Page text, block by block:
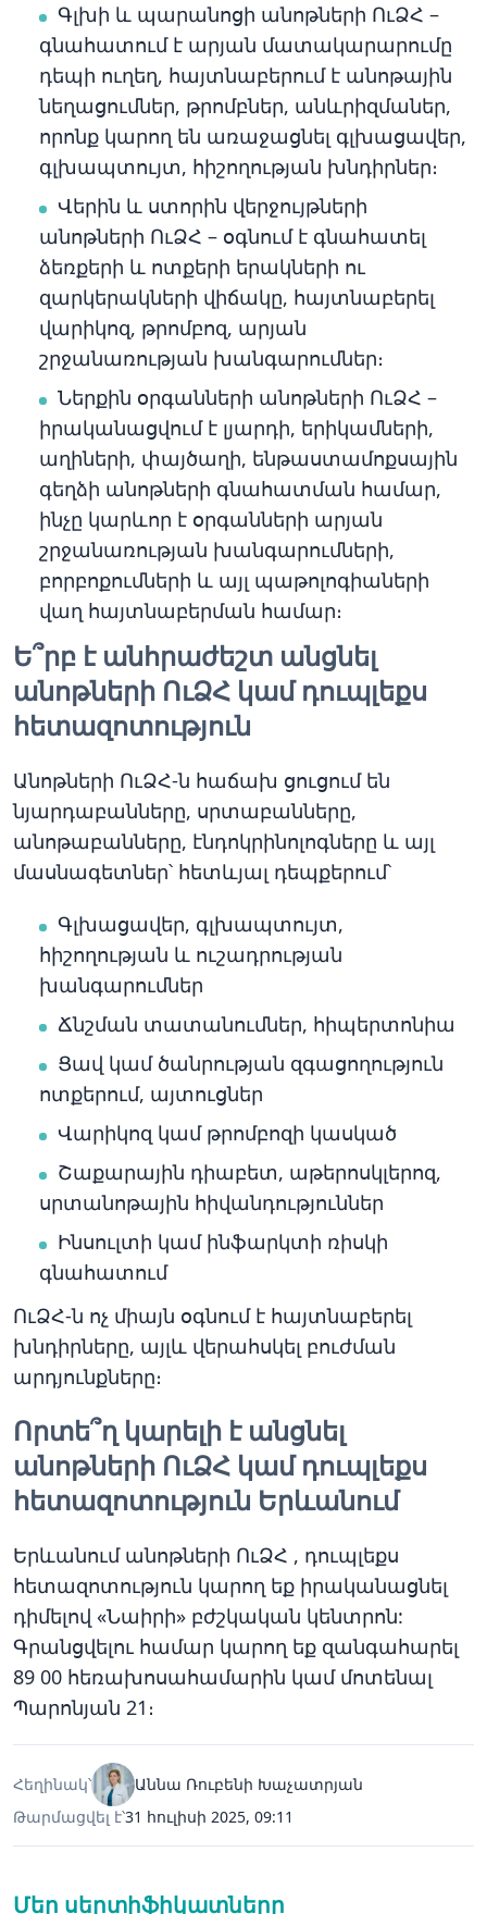
Գլխի և պարանոցի անոթների ՈւՁՀ –
գնահատում է արյան մատակարարումը
դեպի ուղեղ, հայտնաբերում է անոթային
նեղացումներ, թրոմբներ, անևրիզմաներ,
որոնք կարող են առաջացնել գլխացավեր,
գլխապտույտ, հիշողության խնդիրներ։
Վերին և ստորին վերջույթների
անոթների ՈւՁՀ – օգնում է գնահատել
ձեռքերի և ոտքերի երակների ու
զարկերակների վիճակը, հայտնաբերել
վարիկոզ, թրոմբոզ, արյան
շրջանառության խանգարումներ։
Ներքին օրգանների անոթների ՈւՁՀ –
իրականացվում է լյարդի, երիկամների,
աղիների, փայծաղի, ենթաստամոքսային
գեղձի անոթների գնահատման համար,
ինչը կարևոր է օրգանների արյան
շրջանառության խանգարումների,
բորբոքումների և այլ պաթոլոգիաների
վաղ հայտնաբերման համար։
Ե՞րբ է անհրաժեշտ անցնել
անոթների ՈւՁՀ կամ դուպլեքս
հետազոտություն
Անոթների ՈւՁՀ-ն հաճախ ցուցում են
նյարդաբանները, սրտաբանները,
անոթաբանները, էնդոկրինոլոգները և այլ
մասնագետներ՝ հետևյալ դեպքերում՝
Գլխացավեր, գլխապտույտ,
հիշողության և ուշադրության
խանգարումներ
Ճնշման տատանումներ, հիպերտոնիա
Ցավ կամ ծանրության զգացողություն
ոտքերում, այտուցներ
Վարիկոզ կամ թրոմբոզի կասկած
Շաքարային դիաբետ, աթերոսկլերոզ,
սրտանոթային հիվանդություններ
Ինսուլտի կամ ինֆարկտի ռիսկի
գնահատում
ՈւՁՀ-ն ոչ միայն օգնում է հայտնաբերել
խնդիրները, այլև վերահսկել բուժման
արդյունքները։
Որտե՞ղ կարելի է անցնել
անոթների ՈւՁՀ կամ դուպլեքս
հետազոտություն Երևանում
Երևանում անոթների ՈւՁՀ , դուպլեքս
հետազոտություն կարող եք իրականացնել
դիմելով «Նաիրի» բժշկական կենտրոն:
Գրանցվելու համար կարող եք զանգահարել
89 00 հեռախոսահամարին կամ մոտենալ
Պարոնյան 21։
Հեղինակ՝
Աննա Ռուբենի Խաչատրյան
Թարմացվել է՝31 հուլիսի 2025, 09:11
Մեր սերտիֆիկատները